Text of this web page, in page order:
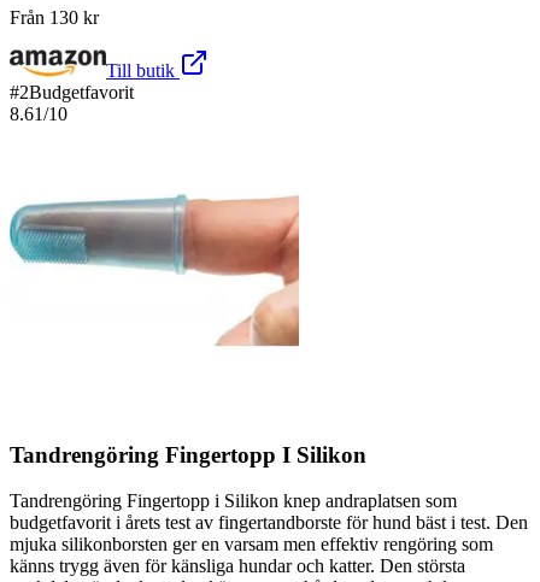
Från 130 kr
Till butik
#2Budgetfavorit
8.61/10
Tandrengöring Fingertopp I Silikon
Tandrengöring Fingertopp i Silikon knep andraplatsen som
budgetfavorit i årets test av fingertandborste för hund bäst i test. Den
mjuka silikonborsten ger en varsam men effektiv rengöring som
känns trygg även för känsliga hundar och katter. Den största